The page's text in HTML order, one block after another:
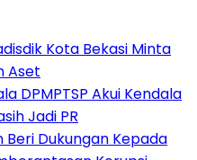
Kota Bekasi Minta
Aset
DPMPTSP Akui Kendala
Jadi PR
Beri Dukungan Kepada